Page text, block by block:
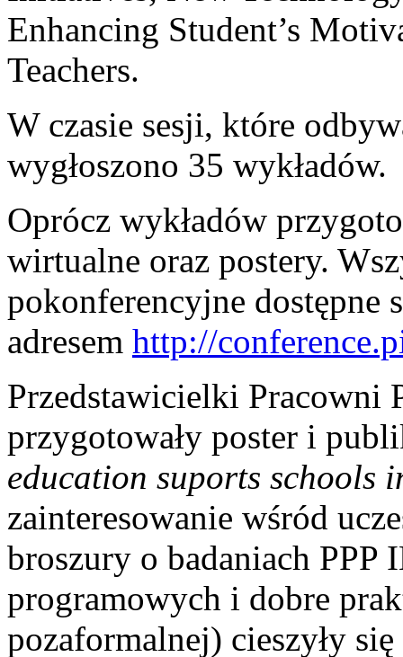
Enhancing Student’s
Teachers.
W czasie sesji, które
wygłoszono 35 wykładów.
Oprócz wykładów
wirtualne oraz postery.
pokonferencyjne dostępne
adresem http://
Przedstawicielki Pracowni
przygotowały poster i
education suports schools
zainteresowanie wśród
broszury o badaniach PPP
programowych i dobre
pozaformalnej) cieszyły